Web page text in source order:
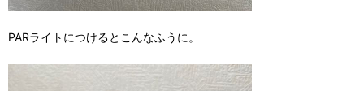
PARライトにつけるとこんなふうに。